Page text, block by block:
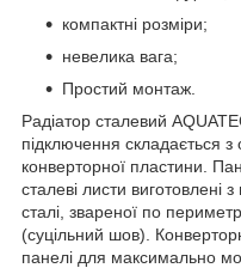
компактні розміри;
невелика вага;
Простий монтаж.
Радіатор сталевий
підключення складається з
конверторної пластини.
сталеві листи виготовлені
сталі, звареної по
(суцільний шов).
панелі для максимально